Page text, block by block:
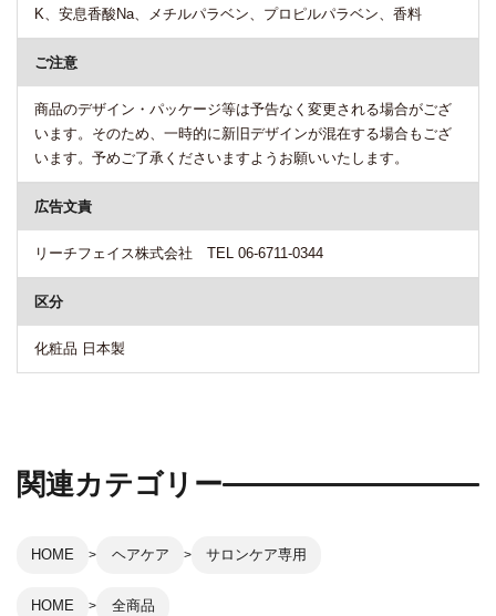
K、安息香酸Na、メチルパラベン、プロピルパラベン、香料
ご注意
商品のデザイン・パッケージ等は予告なく変更される場合がござ
います。そのため、一時的に新旧デザインが混在する場合もござ
います。予めご了承くださいますようお願いいたします。
広告文責
リーチフェイス株式会社 TEL 06-6711-0344
区分
化粧品 日本製
関連カテゴリー
HOME ヘアケア サロンケア専用
HOME 全商品